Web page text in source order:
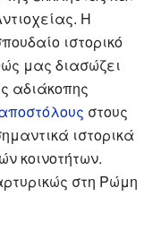
Η
ιστορικό
μας διασώζει
αδιάκοπης
στους
ιστορικά
κοινοτήτων.
στη Ρώμη